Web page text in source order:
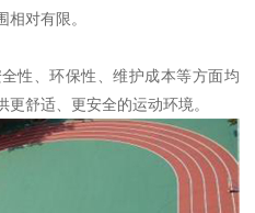
对有限。
性、环保性、维护成本等方面均
舒适、更安全的运动环境。